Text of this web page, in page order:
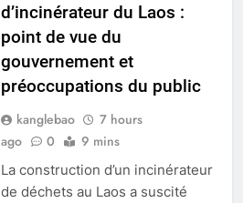
d’incinérateur du Laos :
point de vue du
gouvernement et
préoccupations du public
kanglebao
7 hours
ago
0 9 mins
La construction d’un incinérateur
de déchets au Laos a suscité